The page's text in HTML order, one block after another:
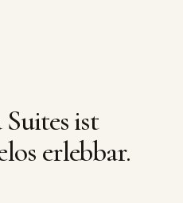
ist
erlebbar.